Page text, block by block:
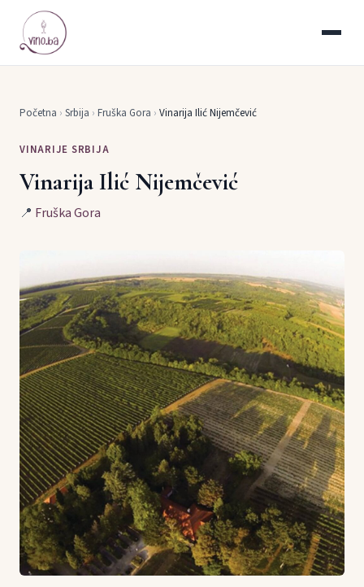
Početna › Srbija › Fruška Gora › Vinarija Ilić Nijemčević
VINARIJE SRBIJA
Vinarija Ilić Nijemčević
📍 Fruška Gora